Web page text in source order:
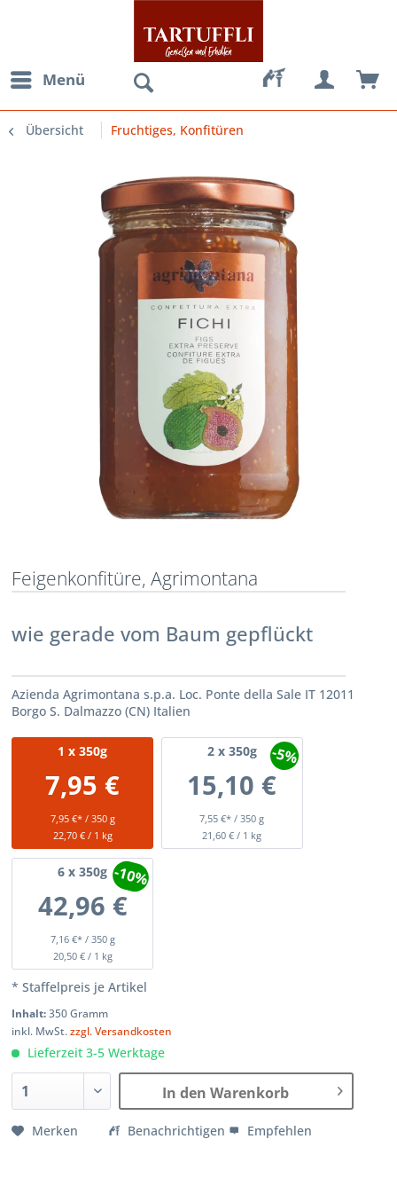
Menü
Übersicht Fruchtiges, Konfitüren
Feigenkonfitüre, Agrimontana
wie gerade vom Baum gepflückt
Azienda Agrimontana s.p.a. Loc. Ponte della Sale IT 12011
Borgo S. Dalmazzo (CN) Italien
1 x 350g
7,95 €
7,95 €* / 350 g
22,70 € / 1 kg
2x 350g
15,10 €
7,55 €* / 350 g
-5%
21,60 € / 1 kg
6 x 350g
42,96 €
7,16 €* / 350 g
-10%
20,50 € / 1 kg
* Staffelpreis je Artikel
Inhalt:350 Gramm
inkl. MwSt.zzgl. Versandkosten
Lieferzeit 3-5 Werktage
In den Warenkorb
Merken Benachrichtigen Empfehlen